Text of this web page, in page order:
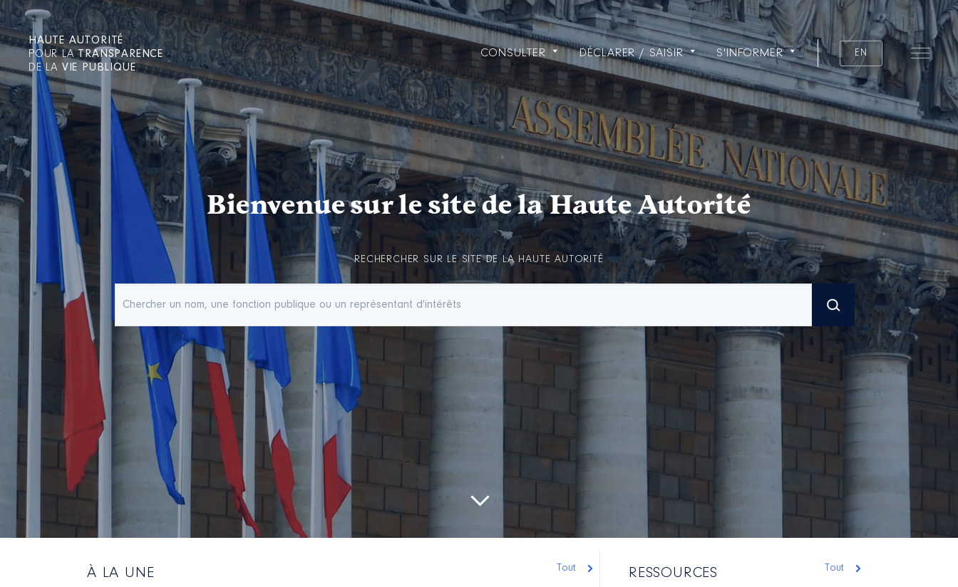
HAUTE AUTORITÉ
POUR LATRANSPARENCE
DE LA VIE PUBLIQUE
CONSULTER DÉCLARER / SAISIR S'INFORMER EN
Bienvenue sur le sitede la Haute Autorité
RECHERCHER SUR LE SITE DE LA HAUTE AUTORITÉ
À LA UNE Tout RESSOURCES Tout